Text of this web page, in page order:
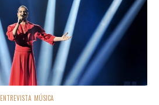
ENTREVISTA MÚSICA